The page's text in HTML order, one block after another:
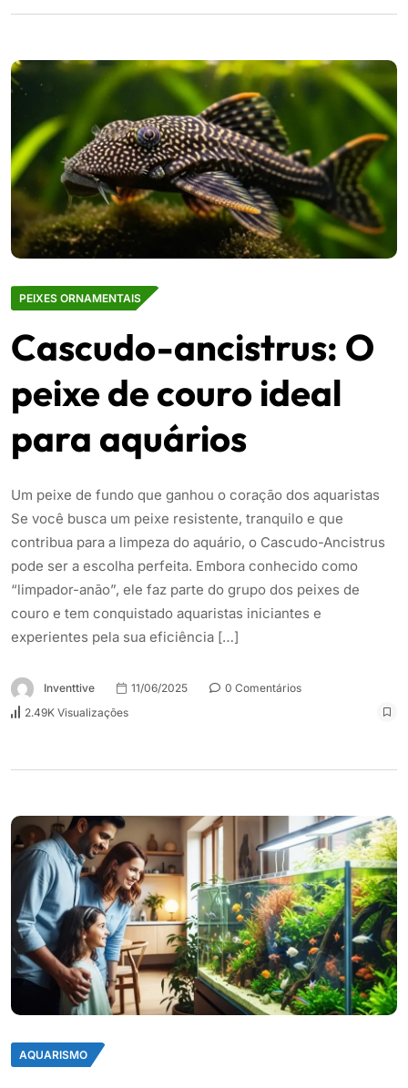
PEIXES ORNAMENTAIS
Cascudo-ancistrus: O
peixe de couro ideal
para aquários
Um peixe de fundo que ganhou o coração dos aquaristas
Se você busca um peixe resistente, tranquilo e que
contribua para a limpeza do aquário, o Cascudo-Ancistrus
pode ser a escolha perfeita. Embora conhecido como
“limpador-anão”, ele faz parte do grupo dos peixes de
couro e tem conquistado aquaristas iniciantes e
experientes pela sua eficiência […]
Inventtive 11/06/2025
0 Comentários
2.49K Visualizações
AQUARISMO